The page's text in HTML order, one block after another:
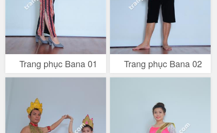
Trang phục Bana 01 Trang phục Bana 02